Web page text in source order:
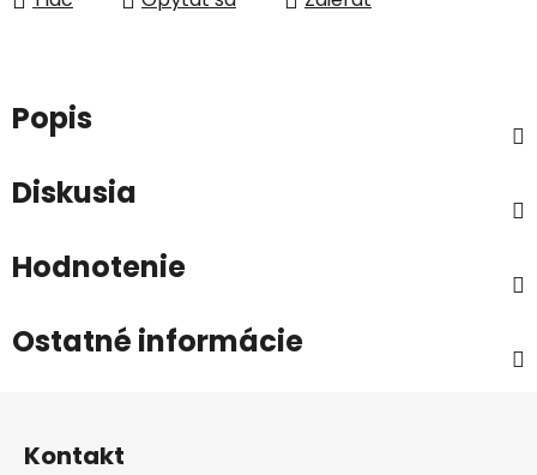
Popis
Diskusia
Hodnotenie
Ostatné informácie
Kontakt